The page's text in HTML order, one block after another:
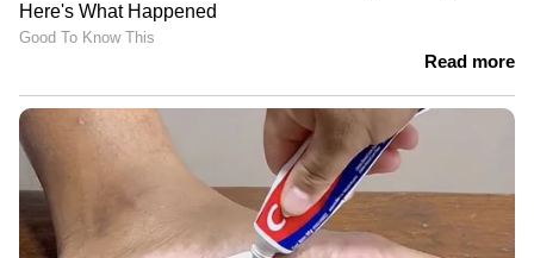
പാറ പൊട്ടിക്കൽ; ആശങ്കയിൽ
നാട്ടുകാര്‍
ഗൗതം കൃഷ്ണയെ കാണാതായിട്ട്
ഇന്ന് എട്ടാം ദിവസം; വിദഗ്ധ സംഘം
ഇന്ന് തെരച്ചിൽ നടത്തും